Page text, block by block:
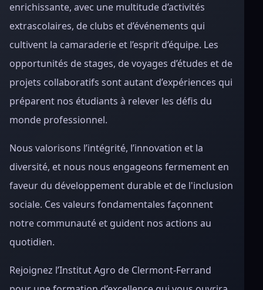
enrichissante, avec une multitude d’activités
extrascolaires, de clubs et d’événements qui
cultivent la camaraderie et l’esprit d’équipe. Les
opportunités de stages, de voyages d’études et de
projets collaboratifs sont autant d’expériences qui
préparent nos étudiants à relever les défis du
monde professionnel.
Nous valorisons l’intégrité, l’innovation et la
diversité, et nous nous engageons fermement en
faveur du développement durable et de l'inclusion
sociale. Ces valeurs fondamentales façonnent
notre communauté et guident nos actions au
quotidien.
Rejoignez l’Institut Agro de Clermont-Ferrand